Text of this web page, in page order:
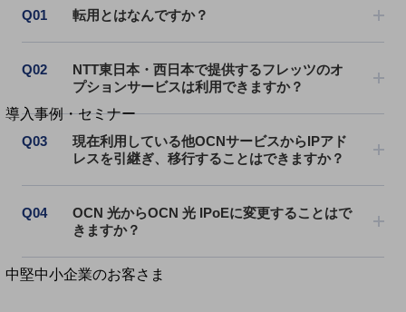
別ウィンドウで開きます
サービスをご利用中のお客さま
導入事例・セミナー
導入事例TOP
最新の導入事例や注目の導入事例をご紹介します
セミナー
開催・出展する各種セミナー、イベント情報をご紹介します
中堅中小企業のお客さま
Q01 転用とはなんですか？
Q02
NTT東日本・西日本で提供するフレッツのオ
プションサービスは利用できますか？
Q03
現在利用している他OCNサービスからIPアド
レスを引継ぎ、移行することはできますか？
Q04
OCN 光からOCN 光 IPoEに変更することはで
きますか？